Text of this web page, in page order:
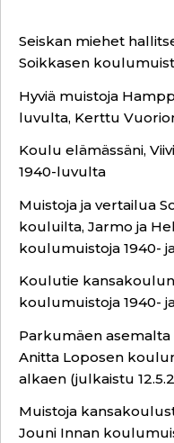
Seiskan miehet
Soikkasen
Hyviä muistoja
luvulta, Kerttu
Koulu elämässäni,
1940-luvulta
Muistoja ja vertailua
kouluilta, Jarmo ja
koulumuistoja 1940-
Koulutie
koulumuistoja 1940-
Parkumäen asemalta
Anitta Loposen
alkaen (julkaistu
Muistoja
Jouni Innan